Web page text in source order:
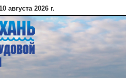
августа 2026 г.